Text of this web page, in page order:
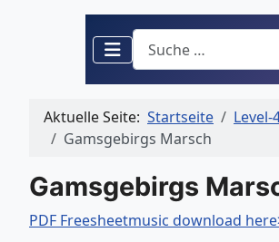
Suchen
Aktuelle Seite: Startseite
Level-
Gamsgebirgs Marsch
Gamsgebirgs
PDF Freesheetmusic download